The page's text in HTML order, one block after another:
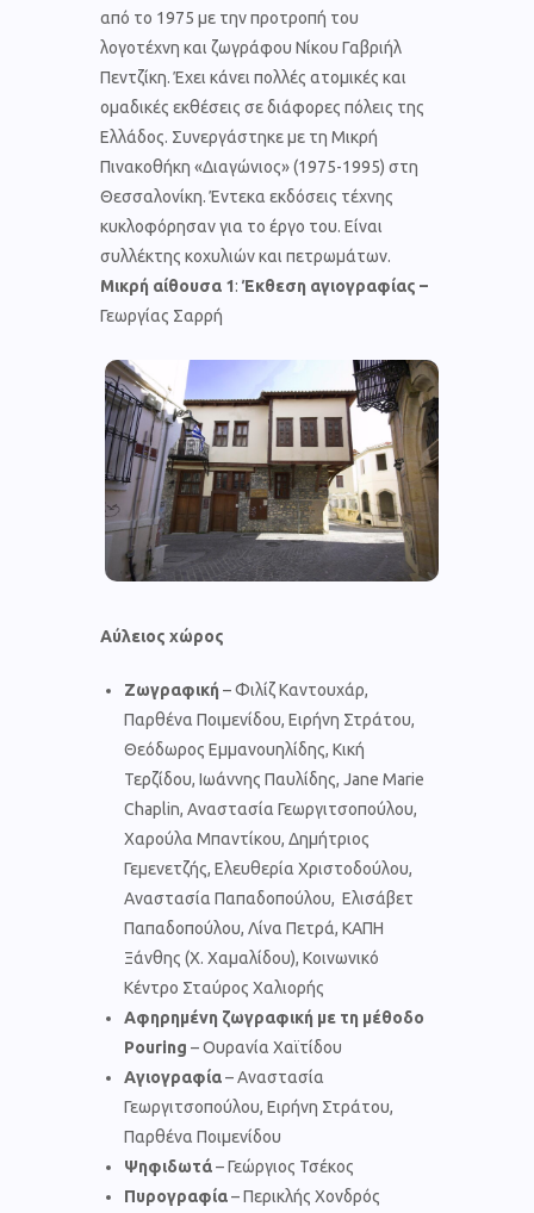
από το 1975 με την προτροπή του
λογοτέχνη και ζωγράφου Νίκου Γαβριήλ
Πεντζίκη. Έχει κάνει πολλές ατομικές και
ομαδικές εκθέσεις σε διάφορες πόλεις της
Ελλάδος. Συνεργάστηκε με τη Μικρή
Πινακοθήκη «Διαγώνιος» (1975-1995) στη
Θεσσαλονίκη. Έντεκα εκδόσεις τέχνης
κυκλοφόρησαν για το έργο του. Είναι
συλλέκτης κοχυλιών και πετρωμάτων.
Μικρή αίθουσα 1: Έκθεση αγιογραφίας –
Γεωργίας Σαρρή
Αύλειος χώρος
Ζωγραφική – Φιλίζ Καντουχάρ,
Παρθένα Ποιμενίδου, Ειρήνη Στράτου,
Θεόδωρος Εμμανουηλίδης, Κική
Τερζίδου, Ιωάννης Παυλίδης, Jane Marie
Chaplin, Αναστασία Γεωργιτσοπούλου,
Χαρούλα Μπαντίκου, Δημήτριος
Γεμενετζής, Ελευθερία Χριστοδούλου,
Αναστασία Παπαδοπούλου, Ελισάβετ
Παπαδοπούλου, Λίνα Πετρά, ΚΑΠΗ
Ξάνθης (Χ. Χαμαλίδου), Κοινωνικό
Κέντρο Σταύρος Χαλιορής
Αφηρημένη ζωγραφική με τη μέθοδo
Pouring – Ουρανία Χαϊτίδου
Αγιογραφία– Αναστασία
Γεωργιτσοπούλου, Ειρήνη Στράτου,
Παρθένα Ποιμενίδου
Ψηφιδωτά– Γεώργιος Τσέκος
Πυρογραφία– Περικλής Χονδρός